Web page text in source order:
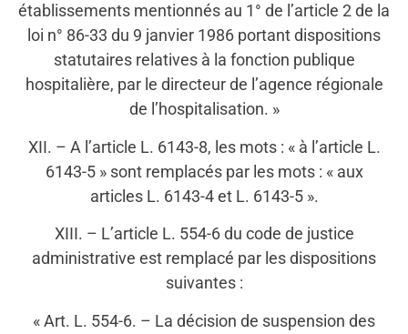
établissements mentionnés au 1° de l’article 2 de la
loi n° 86-33 du 9 janvier 1986 portant dispositions
statutaires relatives à la fonction publique
hospitalière, par le directeur de l’agence régionale
de l’hospitalisation. »
XII. – A l’article L. 6143-8, les mots : « à l’article L.
6143-5 » sont remplacés par les mots : « aux
articles L. 6143-4 et L. 6143-5 ».
XIII. – L’article L. 554-6 du code de justice
administrative est remplacé par les dispositions
suivantes :
« Art. L. 554-6. – La décision de suspension des